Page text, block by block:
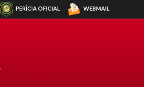
PERÍCIA OFICIAL WEBMAIL